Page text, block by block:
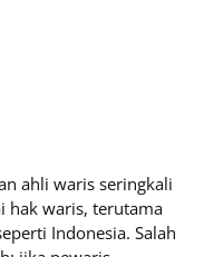
ahli waris seringkali
hak waris, terutama
Indonesia. Salah